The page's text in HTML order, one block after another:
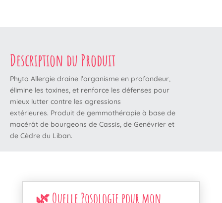
Description du Produit
Phyto Allergie draine l’organisme en profondeur,
élimine les toxines, et renforce les défenses pour
mieux lutter contre les agressions
extérieures. Produit de gemmothérapie à base de
macérât de bourgeons de Cassis, de Genévrier et
de Cèdre du Liban.
🌿 Quelle Posologie pour mon